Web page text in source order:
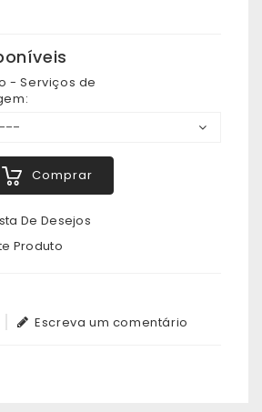
- Serviços de
Comprar
De Desejos
Produto
Escreva um comentário